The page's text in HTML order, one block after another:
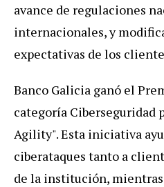
avance de regulaciones
internacionales, y
expectativas de los
Banco Galicia ganó el
categoría Ciberseguridad
Agility". Esta iniciativa
ciberataques tanto a
de la institución,